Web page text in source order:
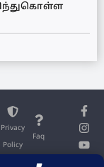
Privacy
Policy
Faq